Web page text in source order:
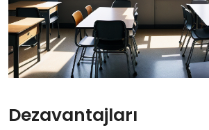
Dezavantajları